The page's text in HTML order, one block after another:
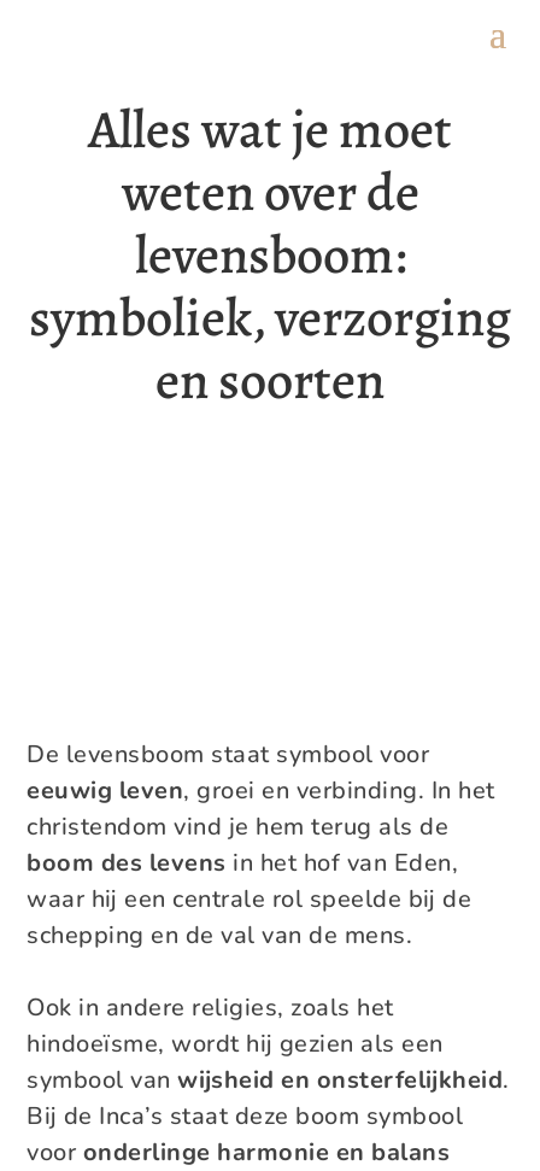
Alles wat je moet
weten over de
levensboom:
symboliek, verzorging
en soorten
De levensboom staat symbool voor
eeuwig leven, groei en verbinding. In het
christendom vind je hem terug als de
boom des levens in het hof van Eden,
waar hij een centrale rol speelde bij de
schepping en de val van de mens.
Ook in andere religies, zoals het
hindoeïsme, wordt hij gezien als een
symbool vanwijsheid en onsterfelijkheid.
Bij de Inca’s staat deze boom symbool
voor onderlinge harmonie en balans